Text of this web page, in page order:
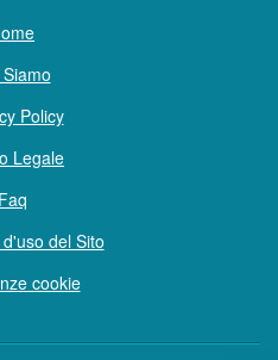
Policy
Legale
Faq
del Sito
cookie